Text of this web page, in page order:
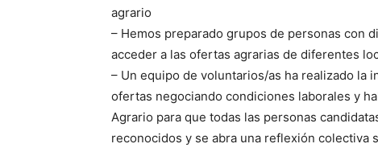
agrario
– Hemos preparado grupos de personas con
acceder a las ofertas agrarias de diferentes
– Un equipo de voluntarios/as ha realizado la
ofertas negociando condiciones laborales y
Agrario para que todas las personas
reconocidos y se abra una reflexión colectiva